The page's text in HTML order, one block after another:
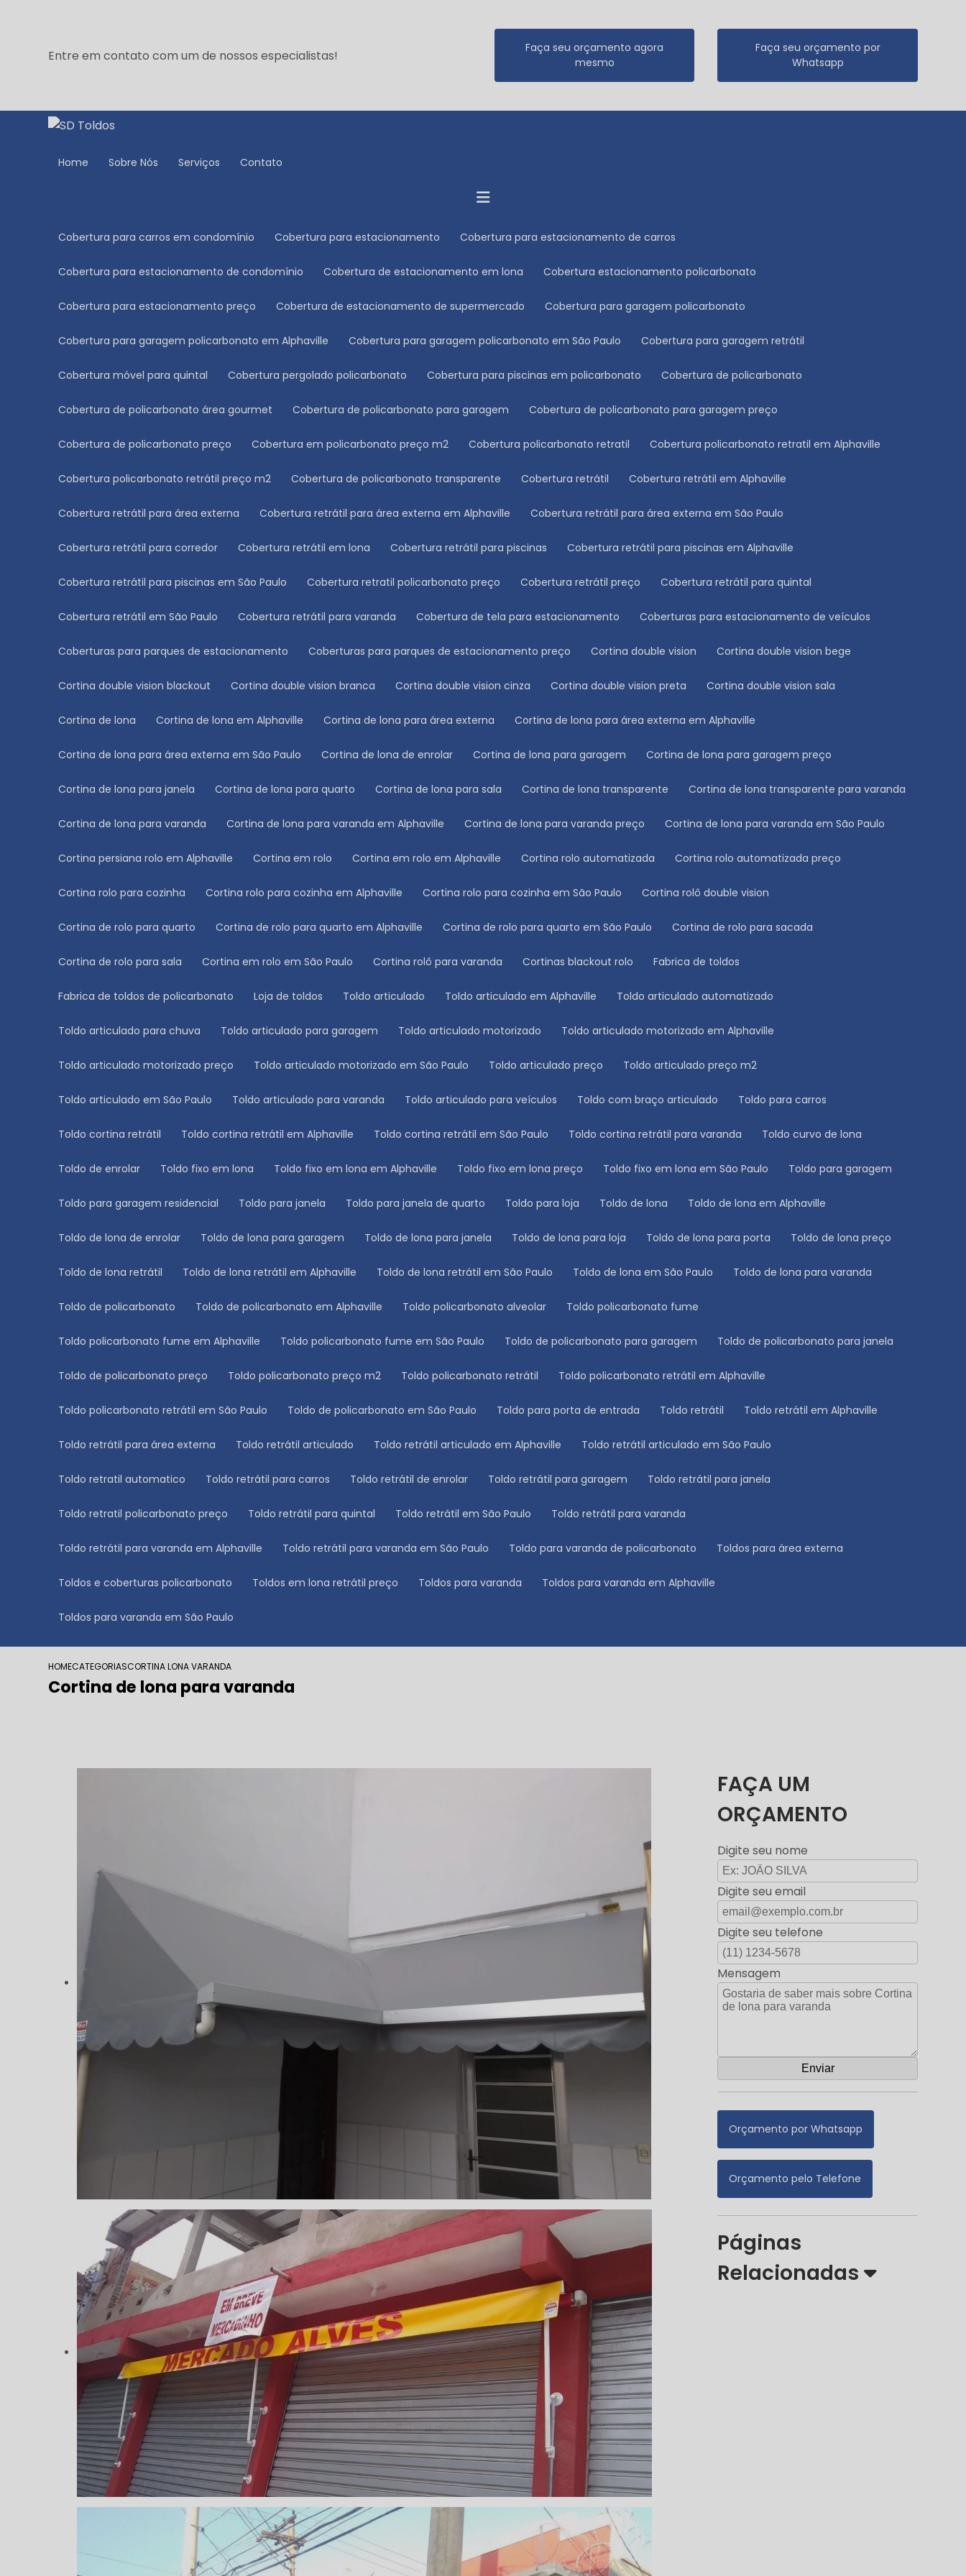
Entre em contato com um de nossos especialistas!
Faça seu orçamento agora
mesmo
Faça seu orçamento por
Whatsapp
Home Sobre Nós Serviços Contato
Cobertura para carros em condomínio Cobertura para estacionamento Cobertura para estacionamento de carros
Cobertura para estacionamento de condomínio Cobertura de estacionamento em lona Cobertura estacionamento policarbonato
Cobertura para estacionamento preço Cobertura de estacionamento de supermercado Cobertura para garagem policarbonato
Cobertura para garagem policarbonato em Alphaville Cobertura para garagem policarbonato em São Paulo Cobertura para garagem retrátil
Cobertura móvel para quintal Cobertura pergolado policarbonato Cobertura para piscinas em policarbonato Cobertura de policarbonato
Cobertura de policarbonato área gourmet Cobertura de policarbonato para garagem Cobertura de policarbonato para garagem preço
Cobertura de policarbonato preço Cobertura em policarbonato preço m2 Cobertura policarbonato retratil Cobertura policarbonato retratil em Alphaville
Cobertura policarbonato retrátil preço m2 Cobertura de policarbonato transparente Cobertura retrátil Cobertura retrátil em Alphaville
Cobertura retrátil para área externa Cobertura retrátil para área externa em Alphaville Cobertura retrátil para área externa em São Paulo
Cobertura retrátil para corredor Cobertura retrátil em lona Cobertura retrátil para piscinas Cobertura retrátil para piscinas em Alphaville
Cobertura retrátil para piscinas em São Paulo Cobertura retratil policarbonato preço Cobertura retrátil preço Cobertura retrátil para quintal
Cobertura retrátil em São Paulo Cobertura retrátil para varanda Cobertura de tela para estacionamento Coberturas para estacionamento de veículos
Coberturas para parques de estacionamento Coberturas para parques de estacionamento preço Cortina double vision Cortina double vision bege
Cortina double vision blackout Cortina double vision branca Cortina double vision cinza Cortina double vision preta Cortina double vision sala
Cortina de lona Cortina de lona em Alphaville Cortina de lona para área externa Cortina de lona para área externa em Alphaville
Cortina de lona para área externa em São Paulo Cortina de lona de enrolar Cortina de lona para garagem Cortina de lona para garagem preço
Cortina de lona para janela Cortina de lona para quarto Cortina de lona para sala Cortina de lona transparente Cortina de lona transparente para varanda
Cortina de lona para varanda Cortina de lona para varanda em Alphaville Cortina de lona para varanda preço Cortina de lona para varanda em São Paulo
Cortina persiana rolo em Alphaville Cortina em rolo Cortina em rolo em Alphaville Cortina rolo automatizada Cortina rolo automatizada preço
Cortina rolo para cozinha Cortina rolo para cozinha em Alphaville Cortina rolo para cozinha em São Paulo Cortina rolô double vision
Cortina de rolo para quarto Cortina de rolo para quarto em Alphaville Cortina de rolo para quarto em São Paulo Cortina de rolo para sacada
Cortina de rolo para sala Cortina em rolo em São Paulo Cortina rolô para varanda Cortinas blackout rolo Fabrica de toldos
Fabrica de toldos de policarbonato Loja de toldos Toldo articulado Toldo articulado em Alphaville Toldo articulado automatizado
Toldo articulado para chuva Toldo articulado para garagem Toldo articulado motorizado Toldo articulado motorizado em Alphaville
Toldo articulado motorizado preço Toldo articulado motorizado em São Paulo Toldo articulado preço Toldo articulado preço m2
Toldo articulado em São Paulo Toldo articulado para varanda Toldo articulado para veículos Toldo com braço articulado Toldo para carros
Toldo cortina retrátil Toldo cortina retrátil em Alphaville Toldo cortina retrátil em São Paulo Toldo cortina retrátil para varanda Toldo curvo de lona
Toldo de enrolar Toldo fixo em lona Toldo fixo em lona em Alphaville Toldo fixo em lona preço Toldo fixo em lona em São Paulo Toldo para garagem
Toldo para garagem residencial Toldo para janela Toldo para janela de quarto Toldo para loja Toldo de lona Toldo de lona em Alphaville
Toldo de lona de enrolar Toldo de lona para garagem Toldo de lona para janela Toldo de lona para loja Toldo de lona para porta Toldo de lona preço
Toldo de lona retrátil Toldo de lona retrátil em Alphaville Toldo de lona retrátil em São Paulo Toldo de lona em São Paulo Toldo de lona para varanda
Toldo de policarbonato Toldo de policarbonato em Alphaville Toldo policarbonato alveolar Toldo policarbonato fume
Toldo policarbonato fume em Alphaville Toldo policarbonato fume em São Paulo Toldo de policarbonato para garagem Toldo de policarbonato para janela
Toldo de policarbonato preço Toldo policarbonato preço m2 Toldo policarbonato retrátil Toldo policarbonato retrátil em Alphaville
Toldo policarbonato retrátil em São Paulo Toldo de policarbonato em São Paulo Toldo para porta de entrada Toldo retrátil Toldo retrátil em Alphaville
Toldo retrátil para área externa Toldo retrátil articulado Toldo retrátil articulado em Alphaville Toldo retrátil articulado em São Paulo
Toldo retratil automatico Toldo retrátil para carros Toldo retrátil de enrolar Toldo retrátil para garagem Toldo retrátil para janela
Toldo retratil policarbonato preço Toldo retrátil para quintal Toldo retrátil em São Paulo Toldo retrátil para varanda
Toldo retrátil para varanda em Alphaville Toldo retrátil para varanda em São Paulo Toldo para varanda de policarbonato Toldos para área externa
Toldos e coberturas policarbonato Toldos em lona retrátil preço Toldos para varanda Toldos para varanda em Alphaville
Toldos para varanda em São Paulo
HOMECATEGORIASCORTINA LONA VARANDA
Cortina de lona para varanda
FAÇA UM
ORÇAMENTO
Digite seu nome
Digite seu email
Digite seu telefone
Mensagem
Orçamento por Whatsapp
Orçamento pelo Telefone
Páginas
Relacionadas